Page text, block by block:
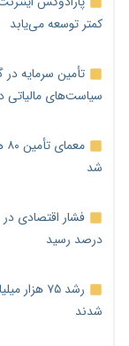
کمتر توسعه می‌یابد
تأمین سرمایه
سیاست‌های مالیاتی
شد
درصد رسید
رشد ۷۵
شدند